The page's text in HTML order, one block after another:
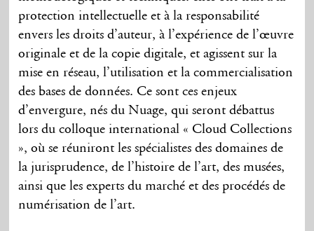
protection intellectuelle et à la responsabilité
envers les droits d’auteur, à l’expérience de l’œuvre
originale et de la copie digitale, et agissent sur la
mise en réseau, l’utilisation et la commercialisation
des bases de données. Ce sont ces enjeux
d’envergure, nés du Nuage, qui seront débattus
lors du colloque international « Cloud Collections
», où se réuniront les spécialistes des domaines de
la jurisprudence, de l’histoire de l’art, des musées,
ainsi que les experts du marché et des procédés de
numérisation de l’art.